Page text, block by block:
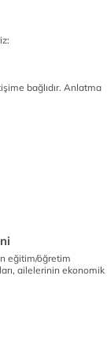
bağlıdır. Anlatma
eğitim/öğretim
ailelerinin ekonomik